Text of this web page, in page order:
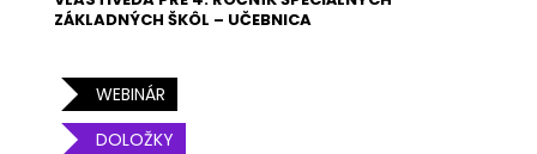
ZÁKLADNÝCH ŠKÔL – UČEBNICA
WEBINÁR
DOLOŽKY